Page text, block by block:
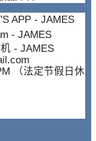
APP - JAMES
- JAMES
- JAMES
（法定节假日休